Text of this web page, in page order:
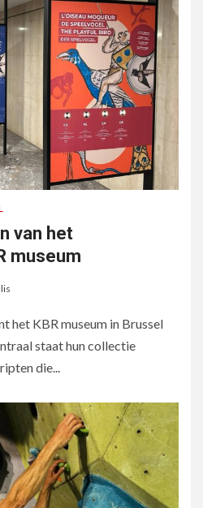
van het
museum
het KBR museum in Brussel
staat hun collectie
die...